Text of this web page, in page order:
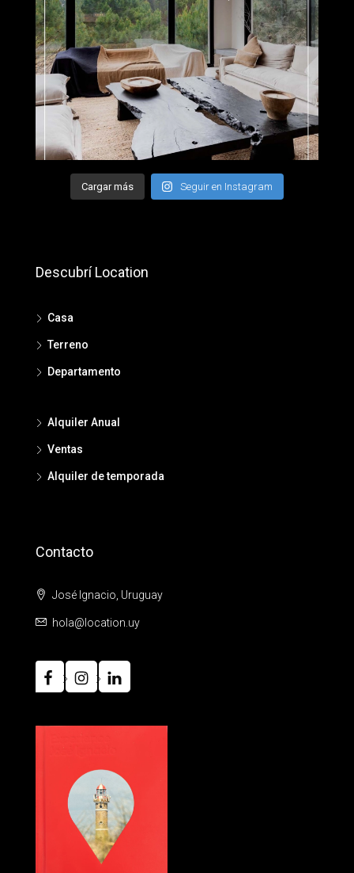
Cargar más Seguir en Instagram
Descubrí Location
Casa
Terreno
Departamento
Alquiler Anual
Ventas
Alquiler de temporada
Contacto
José Ignacio, Uruguay
hola@location.uy